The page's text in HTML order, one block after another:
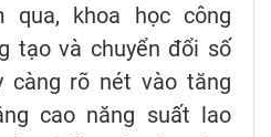
qua, khoa học công
tạo và chuyển đổi số
càng rõ nét vào tăng
cao năng suất lao